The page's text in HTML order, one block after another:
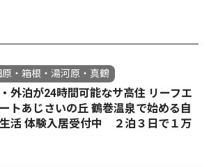
原・箱根・湯河原・真鶴
外泊が24時間可能なサ高住 リーフエ
トあじさいの丘 鶴巻温泉で始める自
活 体験入居受付中 ２泊３日で１万